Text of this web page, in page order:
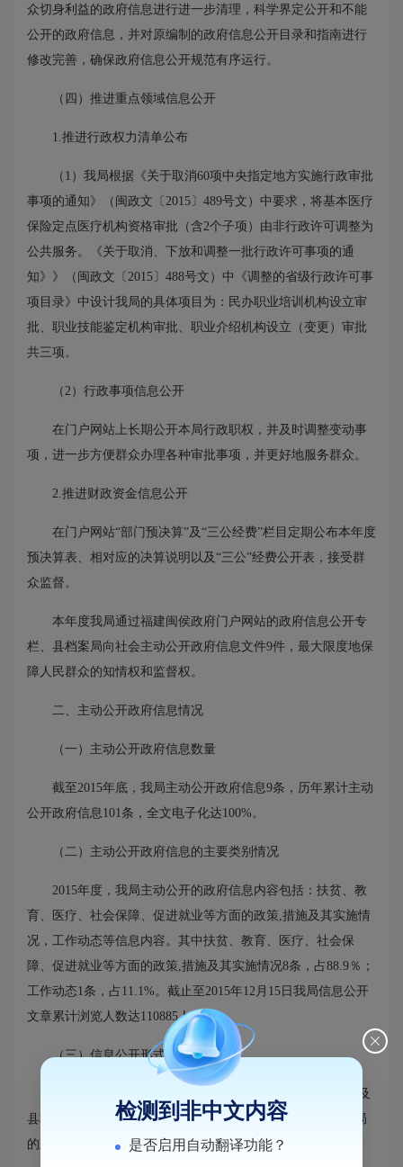
众切身利益的政府信息进行进一步清理，科学界定公开和不能
公开的政府信息，并对原编制的政府信息公开目录和指南进行
修改完善，确保政府信息公开规范有序运行。
（四）推进重点领域信息公开
1.推进行政权力清单公布
（1）我局根据《关于取消60项中央指定地方实施行政审批
事项的通知》（闽政文〔2015〕489号文）中要求，将基本医疗
保险定点医疗机构资格审批（含2个子项）由非行政许可调整为
公共服务。《关于取消、下放和调整一批行政许可事项的通
知》》（闽政文〔2015〕488号文）中《调整的省级行政许可事
项目录》中设计我局的具体项目为：民办职业培训机构设立审
批、职业技能鉴定机构审批、职业介绍机构设立（变更）审批
共三项。
（2）行政事项信息公开
在门户网站上长期公开本局行政职权，并及时调整变动事
项，进一步方便群众办理各种审批事项，并更好地服务群众。
2.推进财政资金信息公开
在门户网站“部门预决算”及“三公经费”栏目定期公布本年度
预决算表、相对应的决算说明以及“三公”经费公开表，接受群
众监督。
本年度我局通过福建闽侯政府门户网站的政府信息公开专
栏、县档案局向社会主动公开政府信息文件9件，最大限度地保
障人民群众的知情权和监督权。
二、主动公开政府信息情况
（一）主动公开政府信息数量
截至2015年底，我局主动公开政府信息9条，历年累计主动
公开政府信息101条，全文电子化达100%。
（二）主动公开政府信息的主要类别情况
2015年度，我局主动公开的政府信息内容包括：扶贫、教
育、医疗、社会保障、促进就业等方面的政策,措施及其实施情
况，工作动态等信息内容。其中扶贫、教育、医疗、社会保
障、促进就业等方面的政策,措施及其实施情况8条，占88.9％；
工作动态1条，占11.1%。截止至2015年12月15日我局信息公开
文章累计浏览人数达110885人次。
（三）信息公开形式
我局通过福建闽侯政府门户网站的政府信息公开专栏;以及
县档案局等公众查阅场所，为公民、法人和其他组织提供我局
的政府公开信息。
检测到非中文内容
是否启用自动翻译功能？